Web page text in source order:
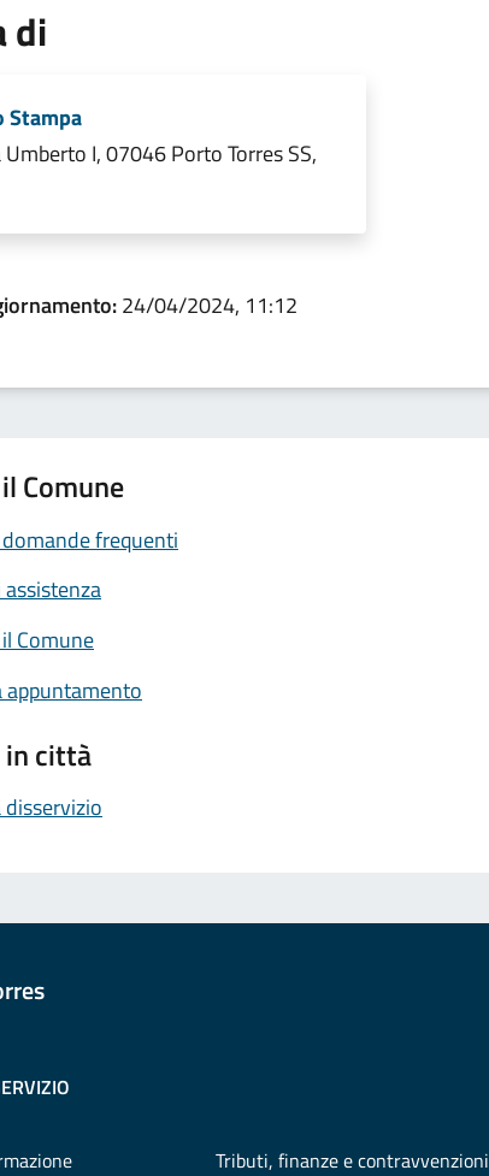
di
Stampa
Umberto I, 07046 Porto Torres SS,
24/04/2024, 11:12
Comune
frequenti
Comune
appuntamento
città
disservizio
Tributi, finanze e contravvenzioni